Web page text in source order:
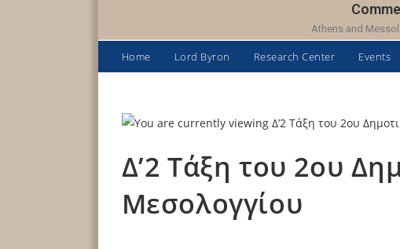
Athens and
Home Lord Byron Research Center Events
Δ’2 Τάξη του 2ου
Μεσολογγίου